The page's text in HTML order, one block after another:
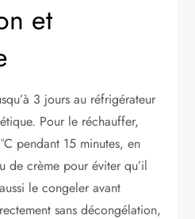
et
3 jours au réfrigérateur
Pour le réchauffer,
pendant 15 minutes, en
de crème pour éviter qu’il
le congeler avant
sans décongélation,